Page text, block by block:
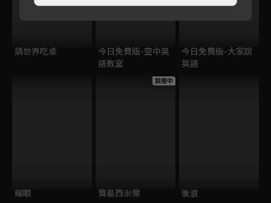
請世界吃桌
今日免費版-空中英
語教室
今日免費版-大家說
英語
耀眼
跟播中
寶島西米樂 後浪